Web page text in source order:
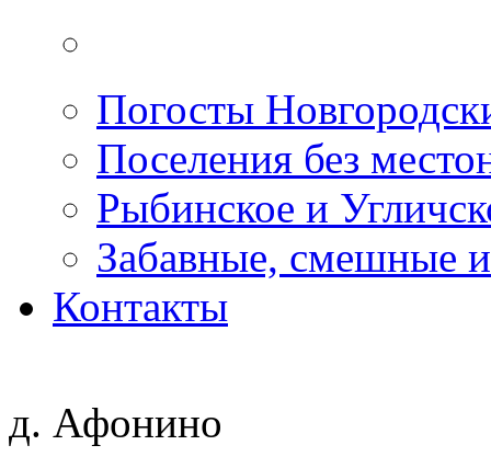
Погосты
Поселения без
Рыбинское и
Забавные, смешные
Контакты
д. Афонино